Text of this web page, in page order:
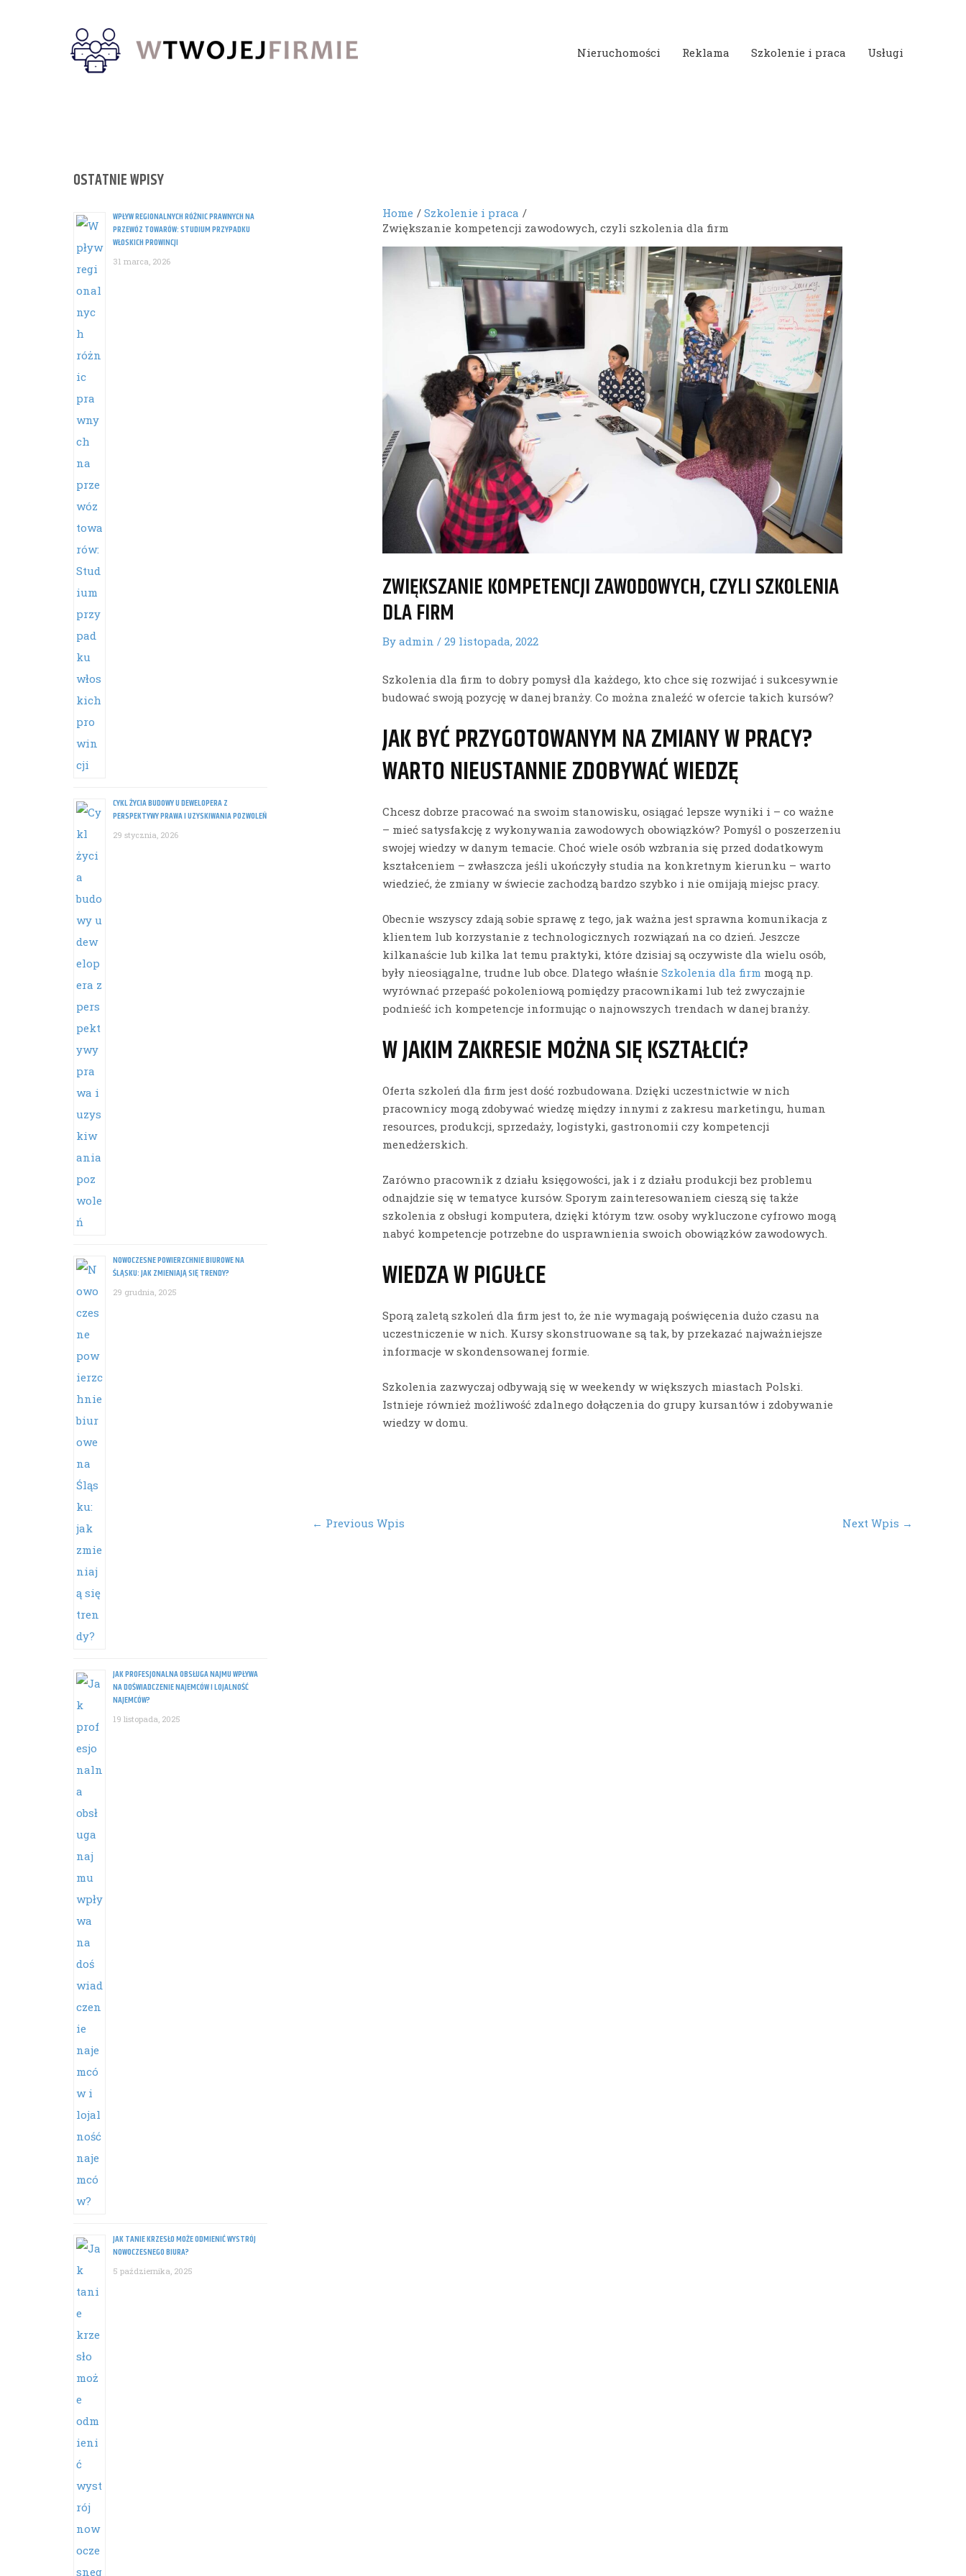
Nieruchomości Reklama Szkolenie i praca Usługi
OSTATNIE WPISY
WPŁYW REGIONALNYCH RÓŻNIC PRAWNYCH NA
PRZEWÓZ TOWARÓW: STUDIUM PRZYPADKU
WŁOSKICH PROWINCJI
31 marca, 2026
CYKL ŻYCIA BUDOWY U DEWELOPERA Z
PERSPEKTYWY PRAWA I UZYSKIWANIA POZWOLEŃ
29 stycznia, 2026
NOWOCZESNE POWIERZCHNIE BIUROWE NA
ŚLĄSKU: JAK ZMIENIAJĄ SIĘ TRENDY?
29 grudnia, 2025
JAK PROFESJONALNA OBSŁUGA NAJMU WPŁYWA
NA DOŚWIADCZENIE NAJEMCÓW I LOJALNOŚĆ
NAJEMCÓW?
19 listopada, 2025
JAK TANIE KRZESŁO MOŻE ODMIENIĆ WYSTRÓJ
NOWOCZESNEGO BIURA?
5 października, 2025
Home
Szkolenie i praca
Zwiększanie kompetencji zawodowych, czyli szkolenia dla firm
ZWIĘKSZANIE KOMPETENCJI ZAWODOWYCH, CZYLI SZKOLENIA
DLA FIRM
Byadmin/29 listopada, 2022
Szkolenia dla firm to dobry pomysł dla każdego, kto chce się rozwijać i sukcesywnie
budować swoją pozycję w danej branży. Co można znaleźć w ofercie takich kursów?
JAK BYĆ PRZYGOTOWANYM NA ZMIANY W PRACY?
WARTO NIEUSTANNIE ZDOBYWAĆ WIEDZĘ
Chcesz dobrze pracować na swoim stanowisku, osiągać lepsze wyniki i – co ważne
– mieć satysfakcję z wykonywania zawodowych obowiązków? Pomyśl o poszerzeniu
swojej wiedzy w danym temacie. Choć wiele osób wzbrania się przed dodatkowym
kształceniem – zwłaszcza jeśli ukończyły studia na konkretnym kierunku – warto
wiedzieć, że zmiany w świecie zachodzą bardzo szybko i nie omijają miejsc pracy.
Obecnie wszyscy zdają sobie sprawę z tego, jak ważna jest sprawna komunikacja z
klientem lub korzystanie z technologicznych rozwiązań na co dzień. Jeszcze
kilkanaście lub kilka lat temu praktyki, które dzisiaj są oczywiste dla wielu osób,
były nieosiągalne, trudne lub obce. Dlatego właśnieSzkolenia dla firm mogą np.
wyrównać przepaść pokoleniową pomiędzy pracownikami lub też zwyczajnie
podnieść ich kompetencje informując o najnowszych trendach w danej branży.
W JAKIM ZAKRESIE MOŻNA SIĘ KSZTAŁCIĆ?
Oferta szkoleń dla firm jest dość rozbudowana. Dzięki uczestnictwie w nich
pracownicy mogą zdobywać wiedzę między innymi z zakresu marketingu, human
resources, produkcji, sprzedaży, logistyki, gastronomii czy kompetencji
menedżerskich.
Zarówno pracownik z działu księgowości, jak i z działu produkcji bez problemu
odnajdzie się w tematyce kursów. Sporym zainteresowaniem cieszą się także
szkolenia z obsługi komputera, dzięki którym tzw. osoby wykluczone cyfrowo mogą
nabyć kompetencje potrzebne do usprawnienia swoich obowiązków zawodowych.
WIEDZA W PIGUŁCE
Sporą zaletą szkoleń dla firm jest to, że nie wymagają poświęcenia dużo czasu na
uczestniczenie w nich. Kursy skonstruowane są tak, by przekazać najważniejsze
informacje w skondensowanej formie.
Szkolenia zazwyczaj odbywają się w weekendy w większych miastach Polski.
Istnieje również możliwość zdalnego dołączenia do grupy kursantów i zdobywanie
wiedzy w domu.
Post
← Previous Wpis Next Wpis →